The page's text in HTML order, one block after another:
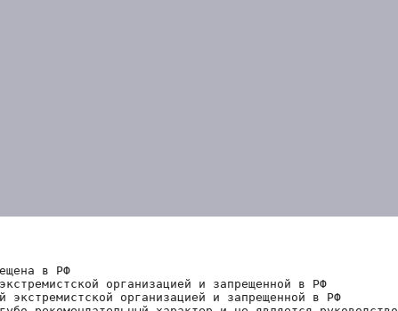
в РФ
организацией и запрещенной в РФ
организацией и запрещенной в РФ